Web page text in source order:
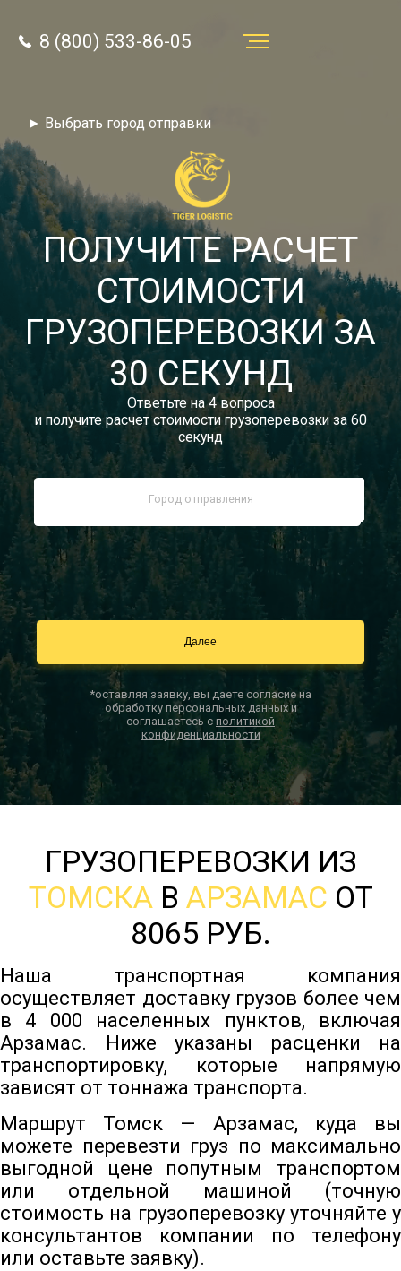
8 (800) 533-86-05
Звонок по России бесплатный
autotransport24@yandex.ru
Заказать звонок
Тарифы
Отзывы
Статьи
Новости
Документы
Контакты
► Выбрать город отправки
8 (800) 533-86-05
ПОЛУЧИТЕ РАСЧЕТ
СТОИМОСТИ
ГРУЗОПЕРЕВОЗКИ ЗА
30 СЕКУНД
Ответьте на 4 вопроса
и получите расчет стоимости грузоперевозки за 60
секунд
*оставляя заявку, вы даете согласие на
обработку персональных данныхи
соглашаетесь с политикой
конфиденциальности
ГРУЗОПЕРЕВОЗКИ ИЗ
ТОМСКАВ АРЗАМАС ОТ
8065 РУБ.
Наша транспортная компания
осуществляет доставку грузов более чем
в 4 000 населенных пунктов, включая
Арзамас. Ниже указаны расценки на
транспортировку, которые напрямую
зависят от тоннажа транспорта.
Маршрут Томск — Арзамас, куда вы
можете перевезти груз по максимально
выгодной цене попутным транспортом
или отдельной машиной (точную
стоимость на грузоперевозку уточняйте у
консультантов компании по телефону
или оставьте заявку).